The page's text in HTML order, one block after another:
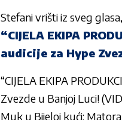
Stefani vrišti iz sveg
“CIJELA EKIPA
audicije za Hype
“CIJELA EKIPA
Zvezde u Banjoj Luci!
Muk u Bijeloj kući: